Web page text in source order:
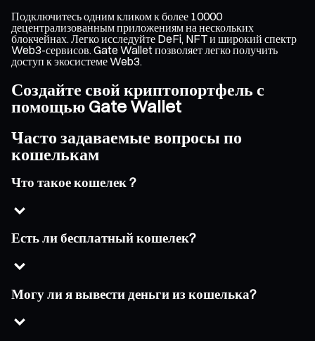
Подключитесь одним кликом к более 10000
децентрализованным приложениям на нескольких
блокчейнах. Легко исследуйте DeFi, NFT и широкий спектр
Web3-сервисов. Gate Wallet позволяет легко получить
доступ к экосистеме Web3.
Создайте свой криптопортфель с
помощью Gate Wallet
Часто задаваемые вопросы по
кошелькам
Что такое кошелек ?
Есть ли бесплатный кошелек?
Могу ли я вывести деньги из кошелька?